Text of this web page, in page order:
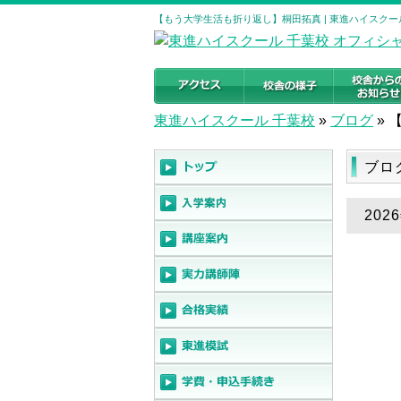
【もう大学生活も折り返し】桐田拓真 | 東進ハイスク
東進ハイスクール 千葉校 » ブログ »
ブロ